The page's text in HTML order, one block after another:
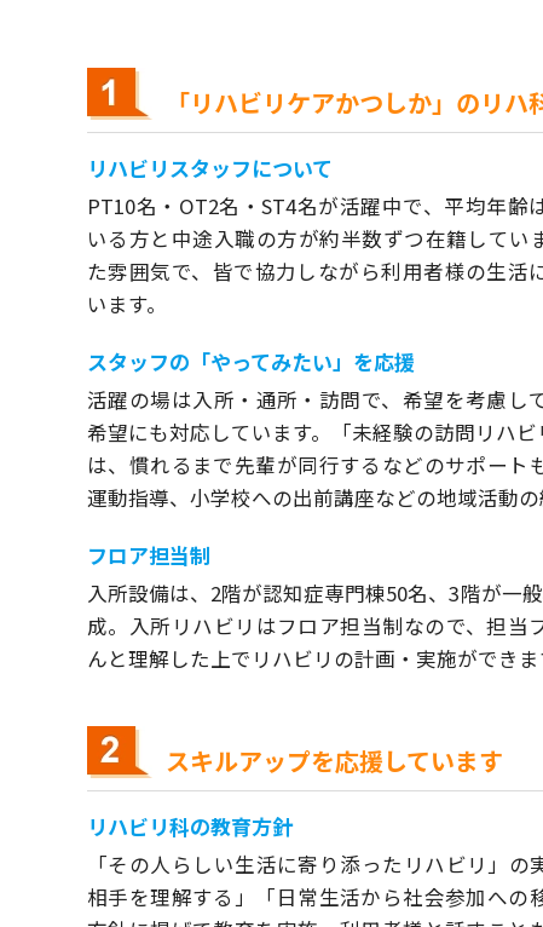
「リハビリケアかつしか」のリハ
リハビリスタッフについて
PT10名・OT2名・ST4名が活躍中で、平均年齢
いる方と中途入職の方が約半数ずつ在籍してい
た雰囲気で、皆で協力しながら利用者様の生活
います。
スタッフの「やってみたい」を応援
活躍の場は入所・通所・訪問で、希望を考慮し
希望にも対応しています。「未経験の訪問リハ
は、慣れるまで先輩が同行するなどのサポート
運動指導、小学校への出前講座などの地域活動の
フロア担当制
入所設備は、2階が認知症専門棟50名、3階が一
成。入所リハビリはフロア担当制なので、担当
んと理解した上でリハビリの計画・実施ができま
スキルアップを応援しています
リハビリ科の教育方針
「その人らしい生活に寄り添ったリハビリ」
相手を理解する」「日常生活から社会参加への